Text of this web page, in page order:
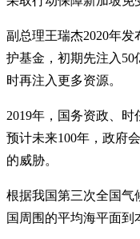
副总理王瑞杰2020年
护基金，初期先注入
时再注入更多资源。
2019年，国务资政、时
预计未来100年，政府
的威胁。
根据我国第三次全国气
国周围的平均海平面到